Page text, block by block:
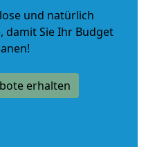
und natürlich
, damit Sie Ihr Budget
erhalten